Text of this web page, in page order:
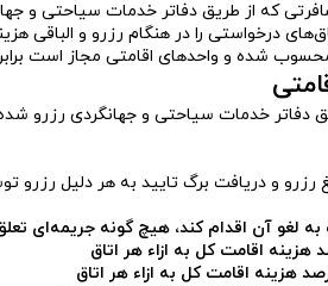
که از طریق دفاتر خدمات
شده و واحدهای اقامتی مجاز است برابر
دفاتر خدمات سیاحتی و جهانگردی رزرو
رزرو و دریافت برگ تایید به هر دلیل